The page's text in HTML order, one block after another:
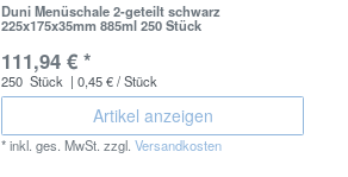
Duni Menüschale 2-geteilt schwarz
225x175x35mm 885ml 250 Stück
111,94 € *
250 Stück | 0,45 € / Stück
Artikel anzeigen
*inkl. ges. MwSt. zzgl.Versandkosten